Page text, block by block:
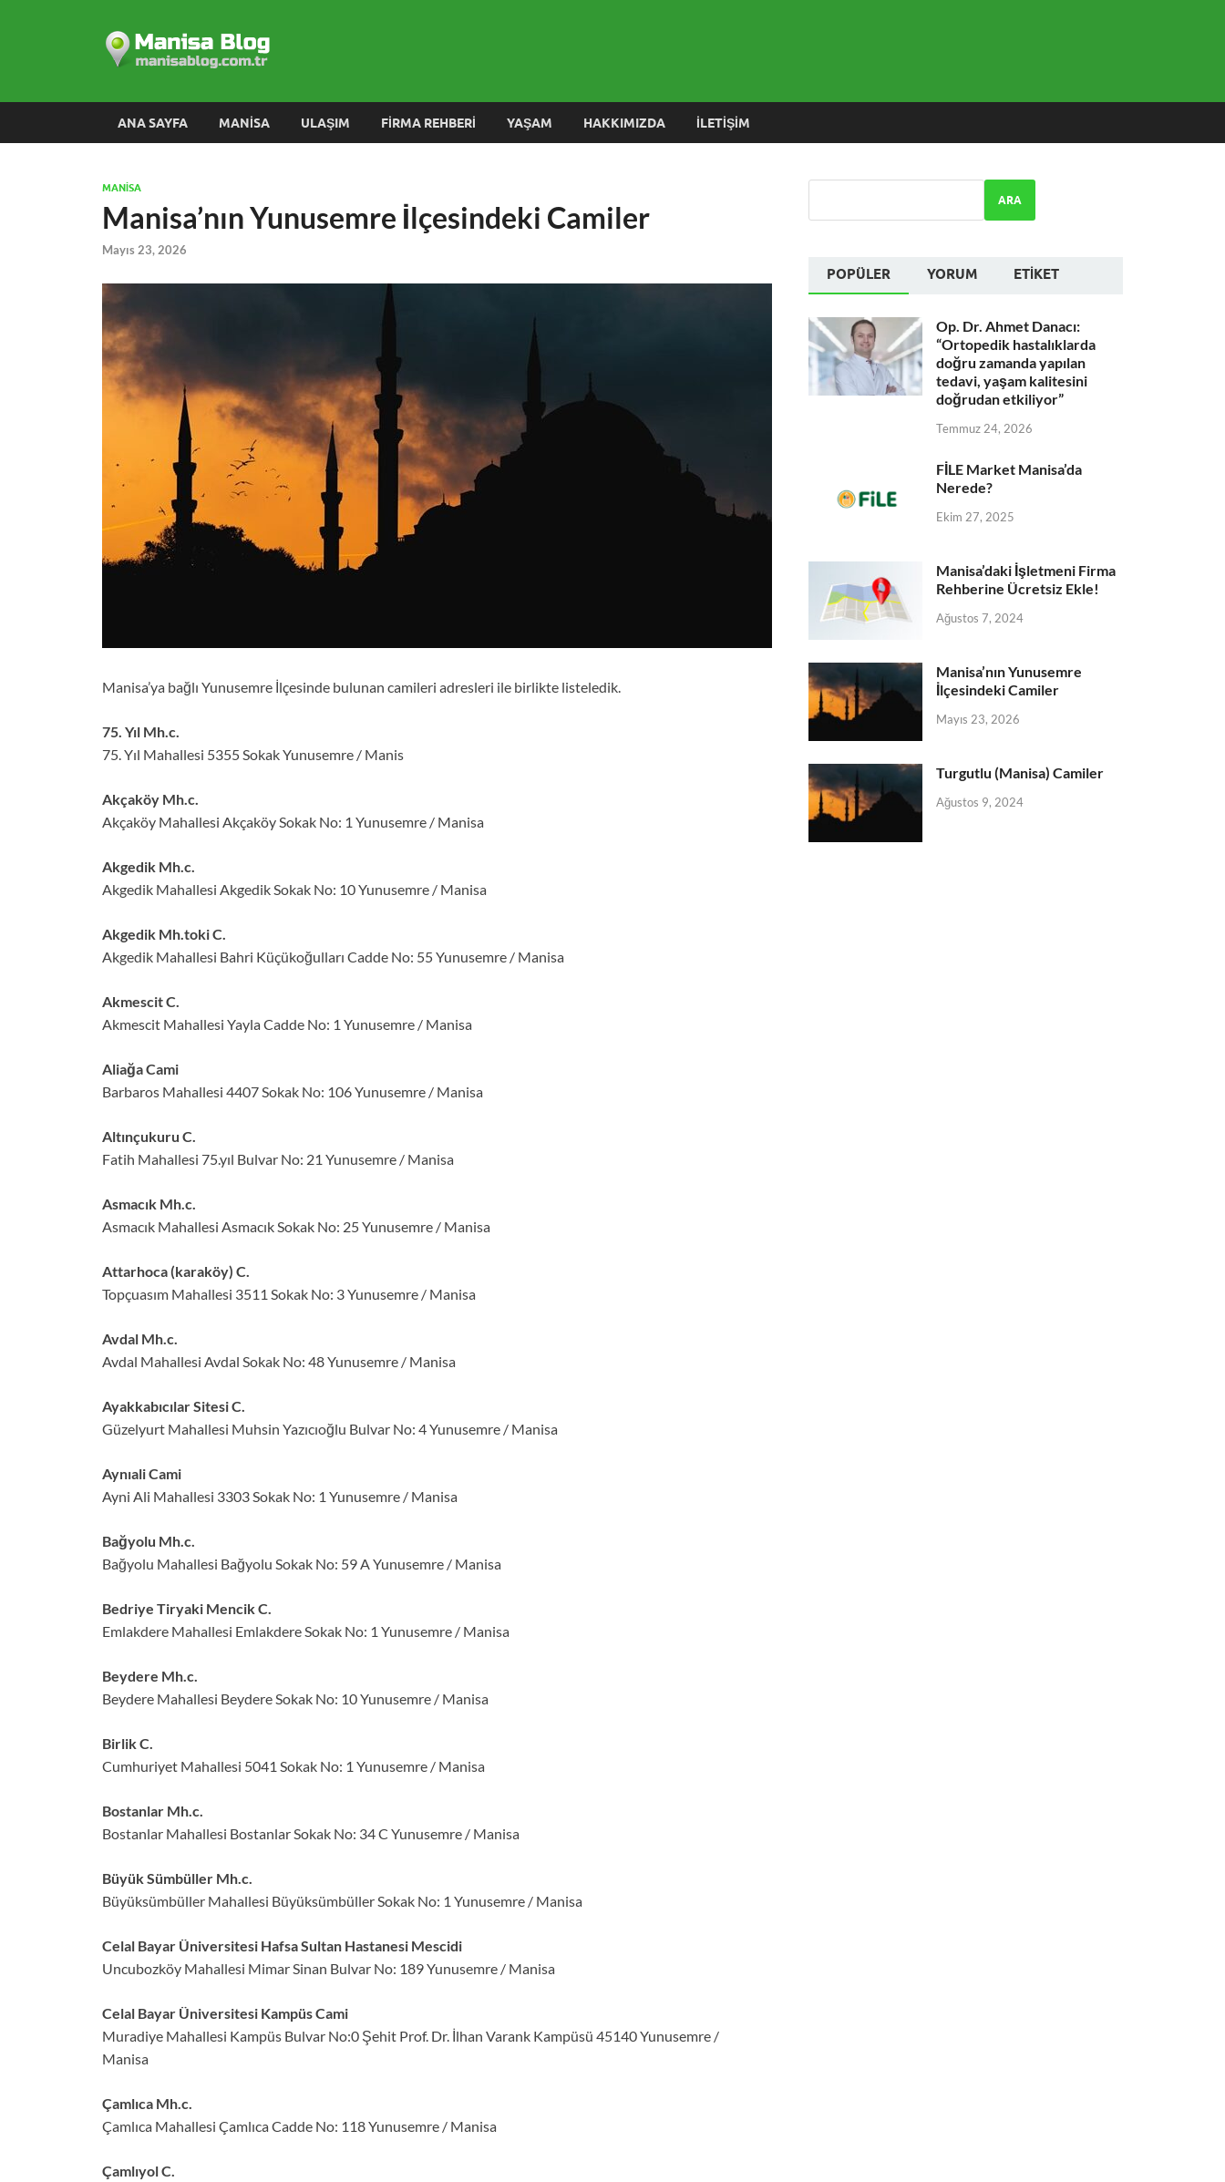
ANA SAYFA MANISA ULAŞIM FIRMA REHBERI YAŞAM HAKKIMIZDA İLETIŞIM
MANISA
Manisa’nın Yunusemre İlçesindeki Camiler
Mayıs 23, 2026
Manisa’ya bağlı Yunusemre İlçesinde bulunan camileri adresleri ile birlikte listeledik.
75. Yıl Mh.c.
75. Yıl Mahallesi 5355 Sokak Yunusemre / Manis
Akçaköy Mh.c.
Akçaköy Mahallesi Akçaköy Sokak No: 1 Yunusemre / Manisa
Akgedik Mh.c.
Akgedik Mahallesi Akgedik Sokak No: 10 Yunusemre / Manisa
Akgedik Mh.toki C.
Akgedik Mahallesi Bahri Küçükoğulları Cadde No: 55 Yunusemre / Manisa
Akmescit C.
Akmescit Mahallesi Yayla Cadde No: 1 Yunusemre / Manisa
Aliağa Cami
Barbaros Mahallesi 4407 Sokak No: 106 Yunusemre / Manisa
Altınçukuru C.
Fatih Mahallesi 75.yıl Bulvar No: 21 Yunusemre / Manisa
Asmacık Mh.c.
Asmacık Mahallesi Asmacık Sokak No: 25 Yunusemre / Manisa
Attarhoca (karaköy) C.
Topçuasım Mahallesi 3511 Sokak No: 3 Yunusemre / Manisa
Avdal Mh.c.
Avdal Mahallesi Avdal Sokak No: 48 Yunusemre / Manisa
Ayakkabıcılar Sitesi C.
Güzelyurt Mahallesi Muhsin Yazıcıoğlu Bulvar No: 4 Yunusemre / Manisa
Aynıali Cami
Ayni Ali Mahallesi 3303 Sokak No: 1 Yunusemre / Manisa
Bağyolu Mh.c.
Bağyolu Mahallesi Bağyolu Sokak No: 59 A Yunusemre / Manisa
Bedriye Tiryaki Mencik C.
Emlakdere Mahallesi Emlakdere Sokak No: 1 Yunusemre / Manisa
Beydere Mh.c.
Beydere Mahallesi Beydere Sokak No: 10 Yunusemre / Manisa
Birlik C.
Cumhuriyet Mahallesi 5041 Sokak No: 1 Yunusemre / Manisa
Bostanlar Mh.c.
Bostanlar Mahallesi Bostanlar Sokak No: 34 C Yunusemre / Manisa
Büyük Sümbüller Mh.c.
Büyüksümbüller Mahallesi Büyüksümbüller Sokak No: 1 Yunusemre / Manisa
Celal Bayar Üniversitesi Hafsa Sultan Hastanesi Mescidi
Uncubozköy Mahallesi Mimar Sinan Bulvar No: 189 Yunusemre / Manisa
Celal Bayar Üniversitesi Kampüs Cami
Muradiye Mahallesi Kampüs Bulvar No:0 Şehit Prof. Dr. İlhan Varank Kampüsü 45140 Yunusemre /
Manisa
Çamlıca Mh.c.
Çamlıca Mahallesi Çamlıca Cadde No: 118 Yunusemre / Manisa
Çamlıyol C.
ARA
POPÜLER YORUM ETIKET
Op. Dr. Ahmet Danacı:
“Ortopedik hastalıklarda
doğru zamanda yapılan
tedavi, yaşam kalitesini
doğrudan etkiliyor”
Temmuz 24, 2026
FİLE Market Manisa’da
Nerede?
Ekim 27, 2025
Manisa’daki İşletmeni Firma
Rehberine Ücretsiz Ekle!
Ağustos 7, 2024
Manisa’nın Yunusemre
İlçesindeki Camiler
Mayıs 23, 2026
Turgutlu (Manisa) Camiler
Ağustos 9, 2024